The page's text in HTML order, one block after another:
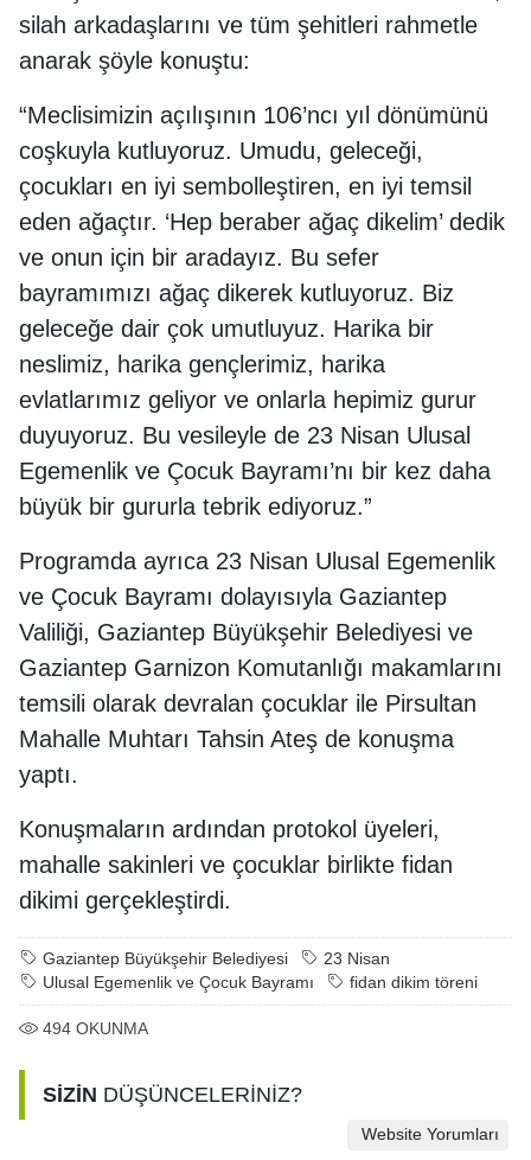
silah arkadaşlarını ve tüm şehitleri rahmetle
anarak şöyle konuştu:
“Meclisimizin açılışının 106’ncı yıl dönümünü
coşkuyla kutluyoruz. Umudu, geleceği,
çocukları en iyi sembolleştiren, en iyi temsil
eden ağaçtır. ‘Hep beraber ağaç dikelim’ dedik
ve onun için bir aradayız. Bu sefer
bayramımızı ağaç dikerek kutluyoruz. Biz
geleceğe dair çok umutluyuz. Harika bir
neslimiz, harika gençlerimiz, harika
evlatlarımız geliyor ve onlarla hepimiz gurur
duyuyoruz. Bu vesileyle de 23 Nisan Ulusal
Egemenlik ve Çocuk Bayramı’nı bir kez daha
büyük bir gururla tebrik ediyoruz.”
Programda ayrıca 23 Nisan Ulusal Egemenlik
ve Çocuk Bayramı dolayısıyla Gaziantep
Valiliği, Gaziantep Büyükşehir Belediyesi ve
Gaziantep Garnizon Komutanlığı makamlarını
temsili olarak devralan çocuklar ile Pirsultan
Mahalle Muhtarı Tahsin Ateş de konuşma
yaptı.
Konuşmaların ardından protokol üyeleri,
mahalle sakinleri ve çocuklar birlikte fidan
dikimi gerçekleştirdi.
Gaziantep Büyükşehir Belediyesi
23 Nisan
Ulusal Egemenlik ve Çocuk Bayramı
fidan dikim töreni
494 OKUNMA
SİZİN DÜŞÜNCELERİNİZ?
Website Yorumları